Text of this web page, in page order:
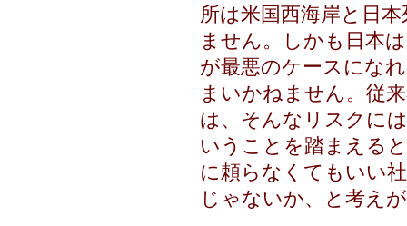
所は米国西海岸と日
ません。しかも日本
が最悪のケースにな
まいかねません。従
は、そんなリスクに
いうことを踏まえる
に頼らなくてもいい
じゃないか、と考え